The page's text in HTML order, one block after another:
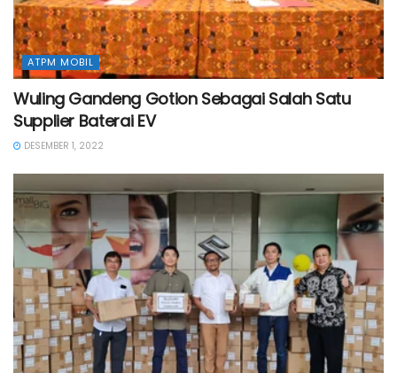
ATPM MOBIL
Wuling Gandeng Gotion Sebagai Salah Satu
Supplier Baterai EV
DESEMBER 1, 2022